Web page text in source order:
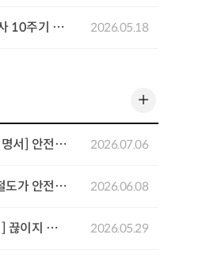
[공지] 구의역 참사 10주기 추모기간 주요 일정 2026.05.18
[신분당선지부 성명서] 안전과 전문성을 희생시키는 「UTO 고도화를 위한 운영인력 재설계 방안」을 반대한다 2026.07.06
[보도자료] 민자철도가 안전을 위협한다: GTX-A 삼성역 철근 누락 사태로 본 민자철도 안전문제 기자회견 2026.06.08
[궤도협의회 성명] 끊이지 않는 서울시의 참사,'안전 불감증'이 부른 서소문 고가 붕괴사고를 규탄한다! 2026.05.29